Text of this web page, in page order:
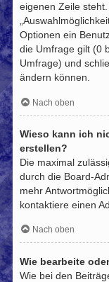
eigenen Zeile
Optionen ein
die Umfrage gilt (0
Umfrage) und
ändern können.
Nach oben
Wieso kann ich
erstellen?
Die maximal
durch die Board-
mehr
kontaktiere einen
Nach oben
Wie bearbeite
Wie bei den